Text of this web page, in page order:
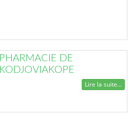
PHARMACIE DE
KODJOVIAKOPE
Lire la suite...